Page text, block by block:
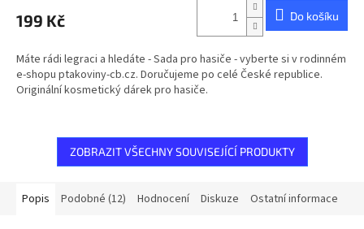
199 Kč Do košíku
Máte rádi legraci a hledáte - Sada pro hasiče - vyberte si v rodinném
e-shopu ptakoviny-cb.cz. Doručujeme po celé České republice.
Originální kosmetický dárek pro hasiče.
ZOBRAZIT VŠECHNY SOUVISEJÍCÍ PRODUKTY
Popis Podobné (12) Hodnocení Diskuze Ostatní informace